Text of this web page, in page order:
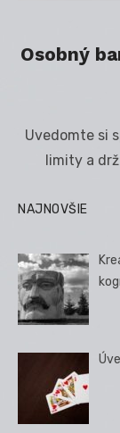
Osobný
Uvedomte si
limity a
NAJNOVŠIE